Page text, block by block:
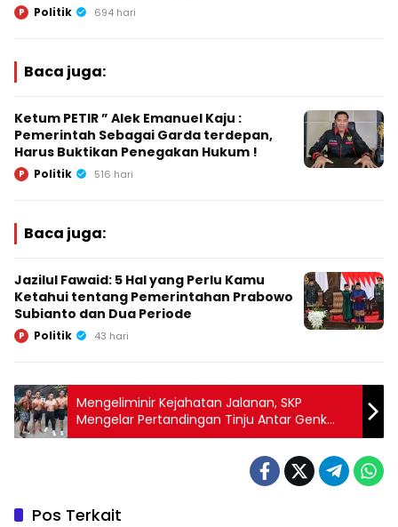
P Politik 694 hari
Baca juga:
Ketum PETIR ” Alek Emanuel Kaju :
Pemerintah Sebagai Garda terdepan,
Harus Buktikan Penegakan Hukum !
P Politik 516 hari
Baca juga:
Jazilul Fawaid: 5 Hal yang Perlu Kamu
Ketahui tentang Pemerintahan Prabowo
Subianto dan Dua Periode
P Politik 43 hari
Mengeliminir Kejahatan Jalanan, SKP
Mengelar Pertandingan Tinju Antar Genk
Motor Se Jabotabek
Pos Terkait